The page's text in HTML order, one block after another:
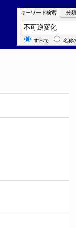
キーワード検索 分
キーワード検索
すべて 名称